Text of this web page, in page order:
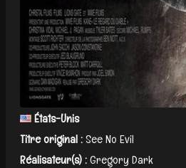
États-Unis
Titre original :See No Evil
Réalisateur(s) :Gregory Dark